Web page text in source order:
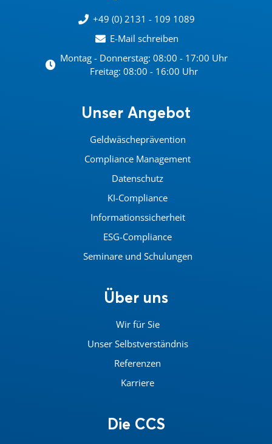
+49 (0) 2131 - 109 1089
E-Mail schreiben
Montag - Donnerstag: 08:00 - 17:00 Uhr
Freitag: 08:00 - 16:00 Uhr
Unser Angebot
Geldwäscheprävention
Compliance Management
Datenschutz
KI-Compliance
Informationssicherheit
ESG-Compliance
Seminare und Schulungen
Über uns
Wir für Sie
Unser Selbstverständnis
Referenzen
Karriere
Die CCS